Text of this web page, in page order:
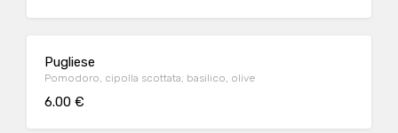
Pugliese
Pomodoro, cipolla scottata, basilico, olive
6.00 €